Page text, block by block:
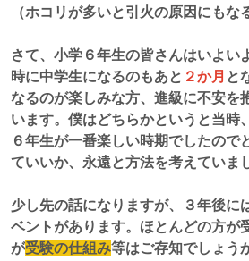
（ホコリが多いと引火の原因にもな
さて、小学６年生の皆さんはいよい
時に中学生になるのもあと ２か月 と
なるのが楽しみな方、進級に不安を
います。僕はどちらかというと当時
６年生が一番楽しい時期でしたので
ていいか、永遠と方法を考えていま
少し先の話になりますが、３年後に
ベントがあります。ほとんどの方が
が受験の仕組み等はご存知でしょう